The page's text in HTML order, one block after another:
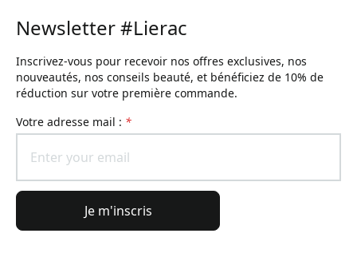
Newsletter #Lierac
Inscrivez-vous pour recevoir nos offres exclusives, nos
nouveautés, nos conseils beauté, et bénéficiez de 10% de
réduction sur votre première commande.
Votre adresse mail : *
Je m'inscris